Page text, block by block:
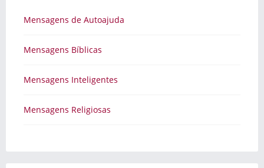
Mensagens de Autoajuda
Mensagens Bíblicas
Mensagens Inteligentes
Mensagens Religiosas